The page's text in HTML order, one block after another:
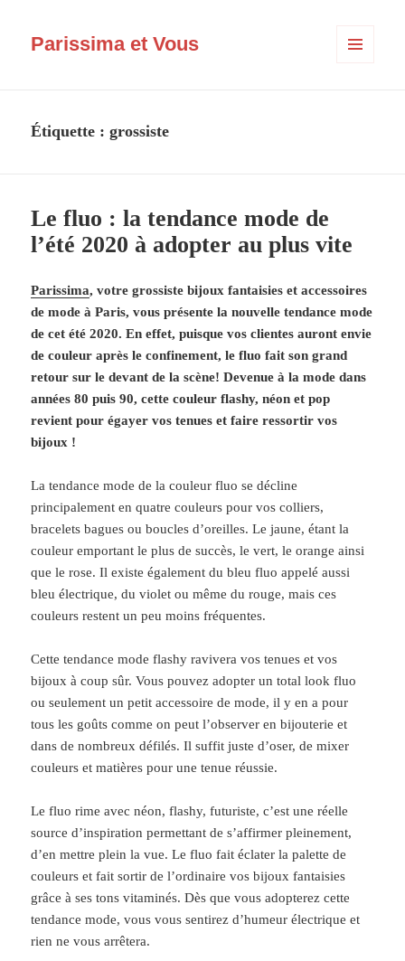
Parissima et Vous
Étiquette :grossiste
Le fluo : la tendance mode de
l’été 2020 à adopter au plus vite
Parissima, votre grossiste bijoux fantaisies et accessoires
de mode à Paris, vous présente la nouvelle tendance mode
de cet été 2020. En effet, puisque vos clientes auront envie
de couleur après le confinement, le fluo fait son grand
retour sur le devant de la scène! Devenue à la mode dans
années 80 puis 90, cette couleur flashy, néon et pop
revient pour égayer vos tenues et faire ressortir vos
bijoux !
La tendance mode de la couleur fluo se décline
principalement en quatre couleurs pour vos colliers,
bracelets bagues ou boucles d’oreilles. Le jaune, étant la
couleur emportant le plus de succès, le vert, le orange ainsi
que le rose. Il existe également du bleu fluo appelé aussi
bleu électrique, du violet ou même du rouge, mais ces
couleurs restent un peu moins fréquentes.
Cette tendance mode flashy ravivera vos tenues et vos
bijoux à coup sûr. Vous pouvez adopter un total look fluo
ou seulement un petit accessoire de mode, il y en a pour
tous les goûts comme on peut l’observer en bijouterie et
dans de nombreux défilés. Il suffit juste d’oser, de mixer
couleurs et matières pour une tenue réussie.
Le fluo rime avec néon, flashy, futuriste, c’est une réelle
source d’inspiration permettant de s’affirmer pleinement,
d’en mettre plein la vue. Le fluo fait éclater la palette de
couleurs et fait sortir de l’ordinaire vos bijoux fantaisies
grâce à ses tons vitaminés. Dès que vous adopterez cette
tendance mode, vous vous sentirez d’humeur électrique et
rien ne vous arrêtera.